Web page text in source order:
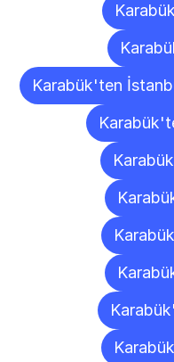
Karabük'ten